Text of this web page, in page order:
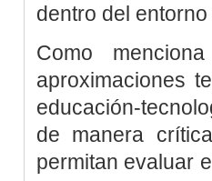
dentro del
Como
aproximaciones
educación-
de manera
permitan evaluar